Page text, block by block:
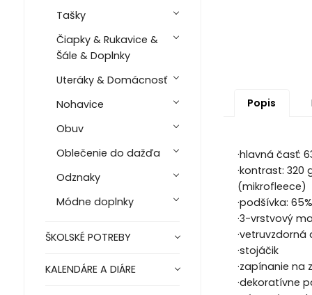
Tašky
Čiapky & Rukavice &
Šále & Doplnky
Uteráky & Domácnosť
Nohavice
Obuv
Oblečenie do dažďa
Odznaky
Módne doplnky
ŠKOLSKÉ POTREBY
KALENDÁRE A DIÁRE
Popis
·hlavná časť:
·kontrast: 320
(mikrofleece)
·podšívka:
·3-vrstvový
·stojáčik
·zapínanie
·dekoratívne